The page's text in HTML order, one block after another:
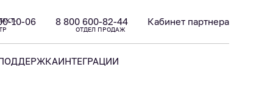
10-06 8 800 600-82-44
ОТДЕЛ ПРОДАЖ
Кабинет партнера
ИНТЕГРАЦИИ